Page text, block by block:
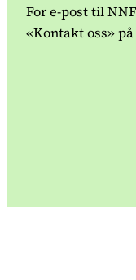
For e-post til
«Kontakt oss»